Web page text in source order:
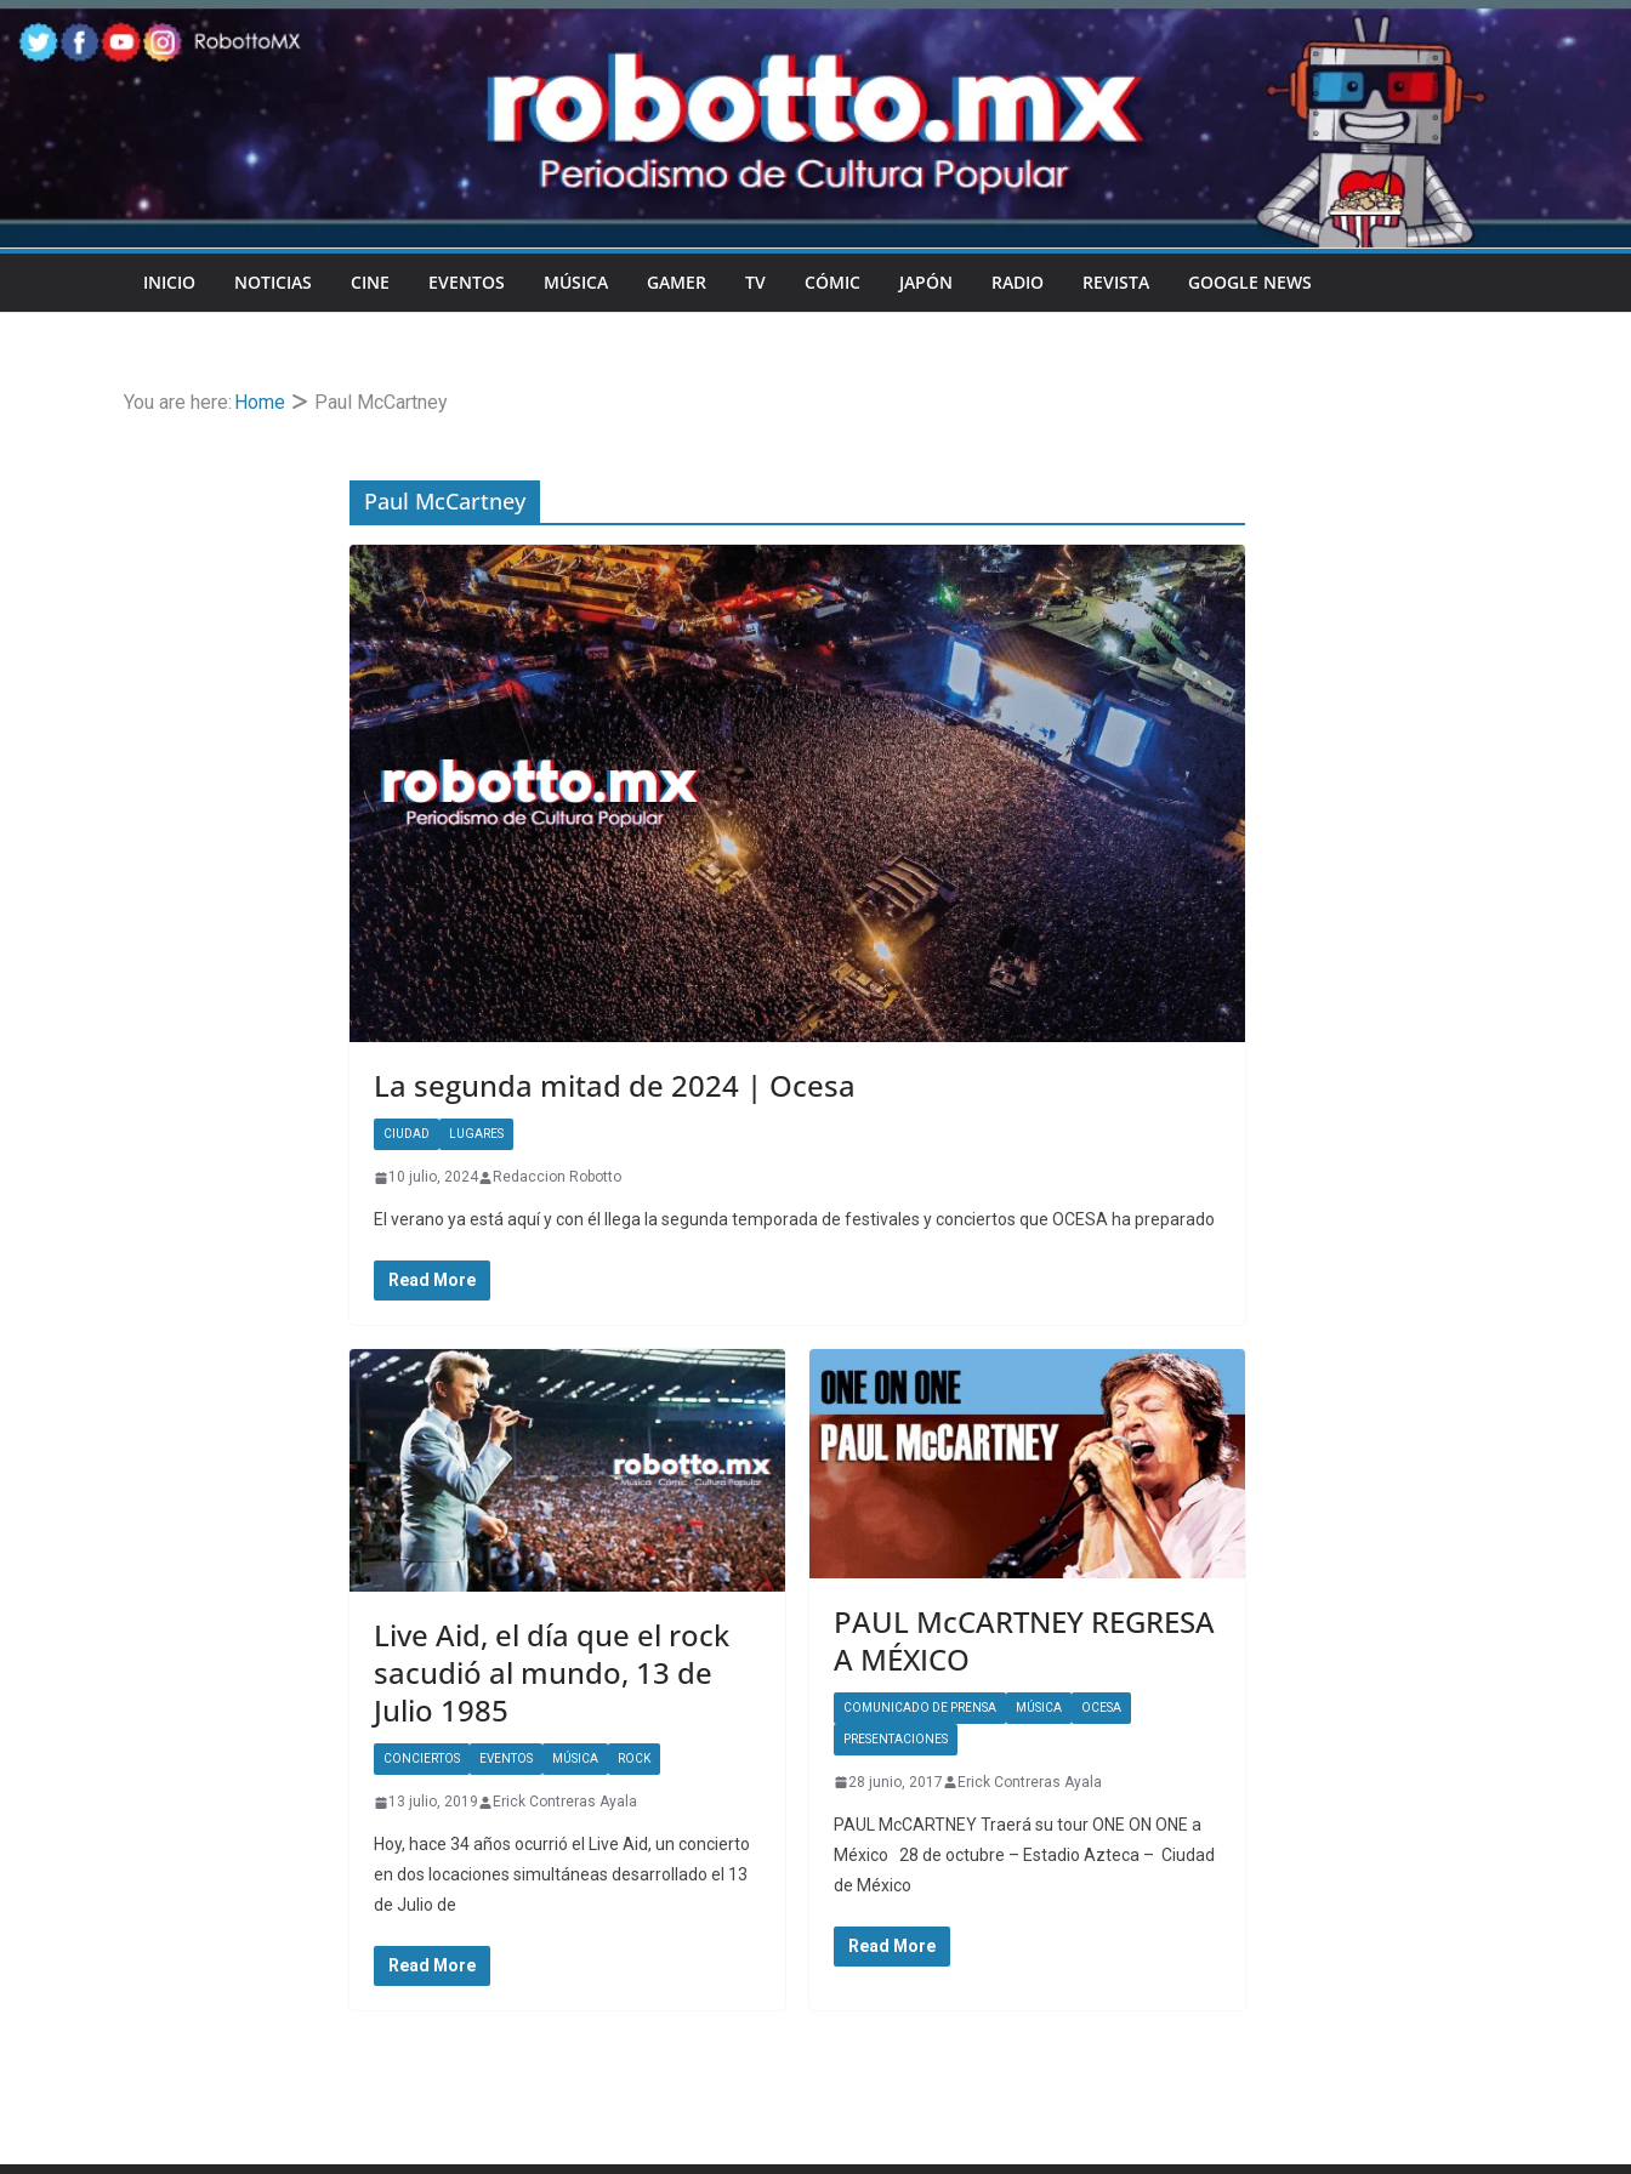
Skip
to
content
INICIO NOTICIAS CINE EVENTOS MÚSICA GAMER TV CÓMIC JAPÓN RADIO REVISTA GOOGLE NEWS
You are here: Home Paul McCartney
Paul McCartney
La segunda mitad de 2024 | Ocesa
CIUDAD LUGARES
10 julio, 2024 Redaccion Robotto
El verano ya está aquí y con él llega la segunda temporada de festivales y conciertos que OCESA ha preparado
Read More
Live Aid, el día que el rock
sacudió al mundo, 13 de
Julio 1985
CONCIERTOS EVENTOS MÚSICA ROCK
13 julio, 2019 Erick Contreras Ayala
Hoy, hace 34 años ocurrió el Live Aid, un concierto
en dos locaciones simultáneas desarrollado el 13
de Julio de
Read More
PAUL McCARTNEY REGRESA
A MÉXICO
COMUNICADO DE PRENSA MÚSICA OCESA
PRESENTACIONES
28 junio, 2017 Erick Contreras Ayala
PAUL McCARTNEY Traerá su tour ONE ON ONE a
México 28 de octubre – Estadio Azteca – Ciudad
de México
Read More